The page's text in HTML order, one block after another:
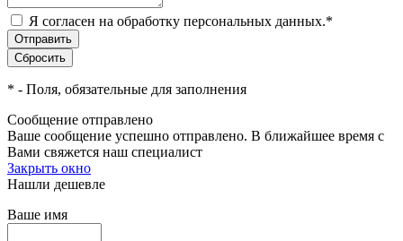
Я согласен на обработку персональных данных.*
* - Поля, обязательные для заполнения
Сообщение отправлено
Ваше сообщение успешно отправлено. В ближайшее время с
Вами свяжется наш специалист
Закрыть окно
Нашли дешевле
Ваше имя